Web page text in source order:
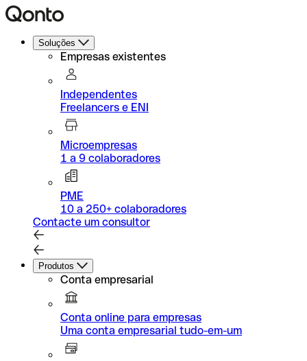
Soluções
Empresas existentes
Independentes
Freelancers e ENI
Microempresas
1 a 9 colaboradores
PME
10 a 250+ colaboradores
Contacte um consultor
Produtos
Conta empresarial
Conta online para empresas
Uma conta empresarial tudo-em-um